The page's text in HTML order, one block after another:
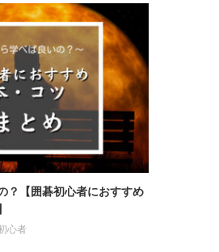
？【囲碁初心者におすすめ
心者